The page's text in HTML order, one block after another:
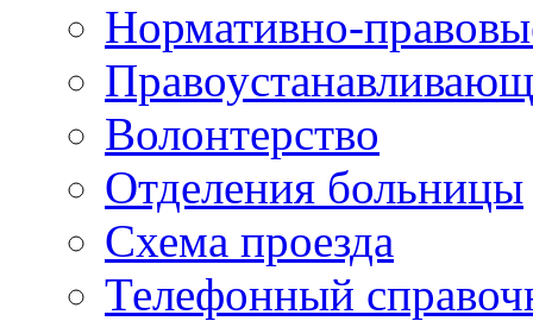
Нормативно-
Волонтерство
Отделения больницы
Схема проезда
Телефонный